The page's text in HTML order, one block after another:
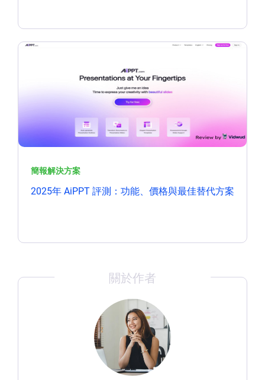
簡報解決方案
2025年 AiPPT 評測：功能、價格與最佳替代方案
關於作者